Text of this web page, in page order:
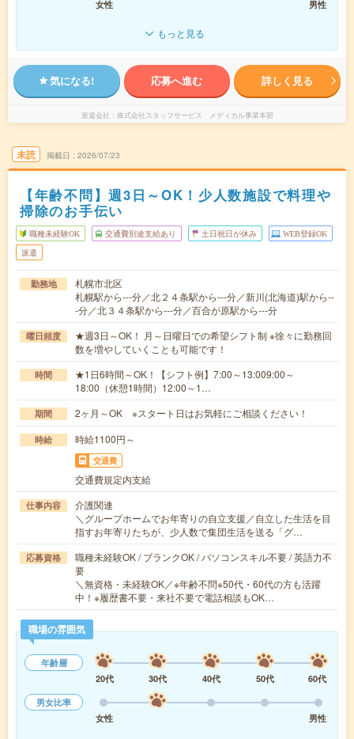
女性
男性
もっと見る
気になる! 応募へ進む 詳しく見る
派遣会社 株式会社スタッフサービス メディカル事業本部
未読 掲載日 2026/07/23
【年齢不問】週3日～OK！少人数施設で料理や
掃除のお手伝い
職種未経験OK 交通費別途支給あり 土日祝日が休み WEB登録OK
派遣
勤務地
札幌市北区
札幌駅から---分／北２４条駅から---分／新川(北海道)駅から--
-分／北３４条駅から---分／百合が原駅から---分
曜日頻度
★週3日～OK！ 月～日曜日での希望シフト制 ※徐々に勤務回
数を増やしていくことも可能です！
時間
★1日6時間～OK！【シフト例】7:00～13:009:00～
18:00（休憩1時間）12:00～1…
期間 2ヶ月～OK ※スタート日はお気軽にご相談ください！
時給 時給1100円～
交通費
交通費規定内支給
仕事内容
介護関連
＼グループホームでお年寄りの自立支援／自立した生活を目
指すお年寄りたちが、少人数で集団生活を送る「グ…
応募資格
職種未経験OK / ブランクOK / パソコンスキル不要 / 英語力不
要
＼無資格・未経験OK／※年齢不問※50代・60代の方も活躍
中！※履歴書不要・来社不要で電話相談もOK…
職場の雰囲気
年齢層
20代
30代 40代 50代
60代
男女比率
女性
男性